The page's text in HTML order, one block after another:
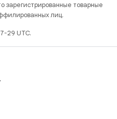
зарегистрированные товарные
лиц.
29 UTC.